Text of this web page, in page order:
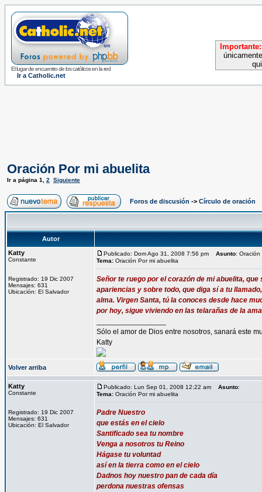
El lugar de encuentro de los católicos en la red
Ir a Catholic.net
Importante:
Oración Por mi abuelita
Ir a página 1 2 Siguiente
Foros de discusión -> Círculo de oración
Autor
Katty
Constante
Registrado: 19 Dic 2007
Mensajes: 631
Ubicación: El Salvador
Publicado: Dom Ago 31, 2008 7:56 pm Asunto: Oración
Tema: Oración Por mi abuelita
Señor te ruego por el corazón de mi abuelita,
apariencias y sobre todo, que diga sí a tu
alma. Virgen Santa, tú la conoces desde hace
por hoy, sigue viviendo en las telarañas de la
Sólo el amor de Dios entre nosotros, sanará este
Katty
Volver arriba
Katty
Constante
Registrado: 19 Dic 2007
Mensajes: 631
Ubicación: El Salvador
Publicado: Lun Sep 01, 2008 12:22 am Asunto:
Tema: Oración Por mi abuelita
Padre Nuestro
que estás en el cielo
Santificado sea tu nombre
Venga a nosotros tu Reino
Hágase tu voluntad
así en la tierra como en el cielo
Dadnos hoy nuestro pan de cada día
perdona nuestras ofensas